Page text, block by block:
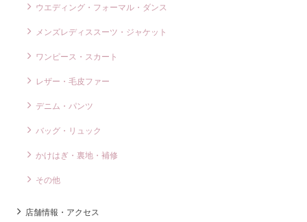
ウエディング・フォーマル・ダンス
メンズレディススーツ・ジャケット
ワンピース・スカート
レザー・毛皮ファー
デニム・パンツ
バッグ・リュック
かけはぎ・裏地・補修
その他
店舗情報・アクセス